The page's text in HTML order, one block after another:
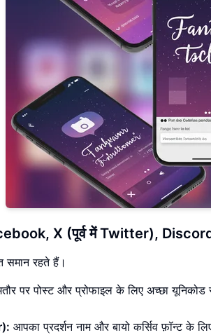
X (पूर्व में Twitter), Discord
समान रहते हैं।
पर पोस्ट और प्रोफाइल के लिए अच्छा
आपका प्रदर्शन नाम और बायो कर्सिव फ़ॉन्ट के